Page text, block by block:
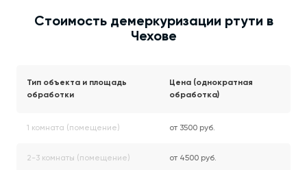
Стоимость демеркуризации ртути в
Чехове
Тип объекта и площадь
обработки
Цена (однократная
обработка)
1 комната (помещение) от 3500 руб.
2-3 комнаты (помещение) от 4500 руб.